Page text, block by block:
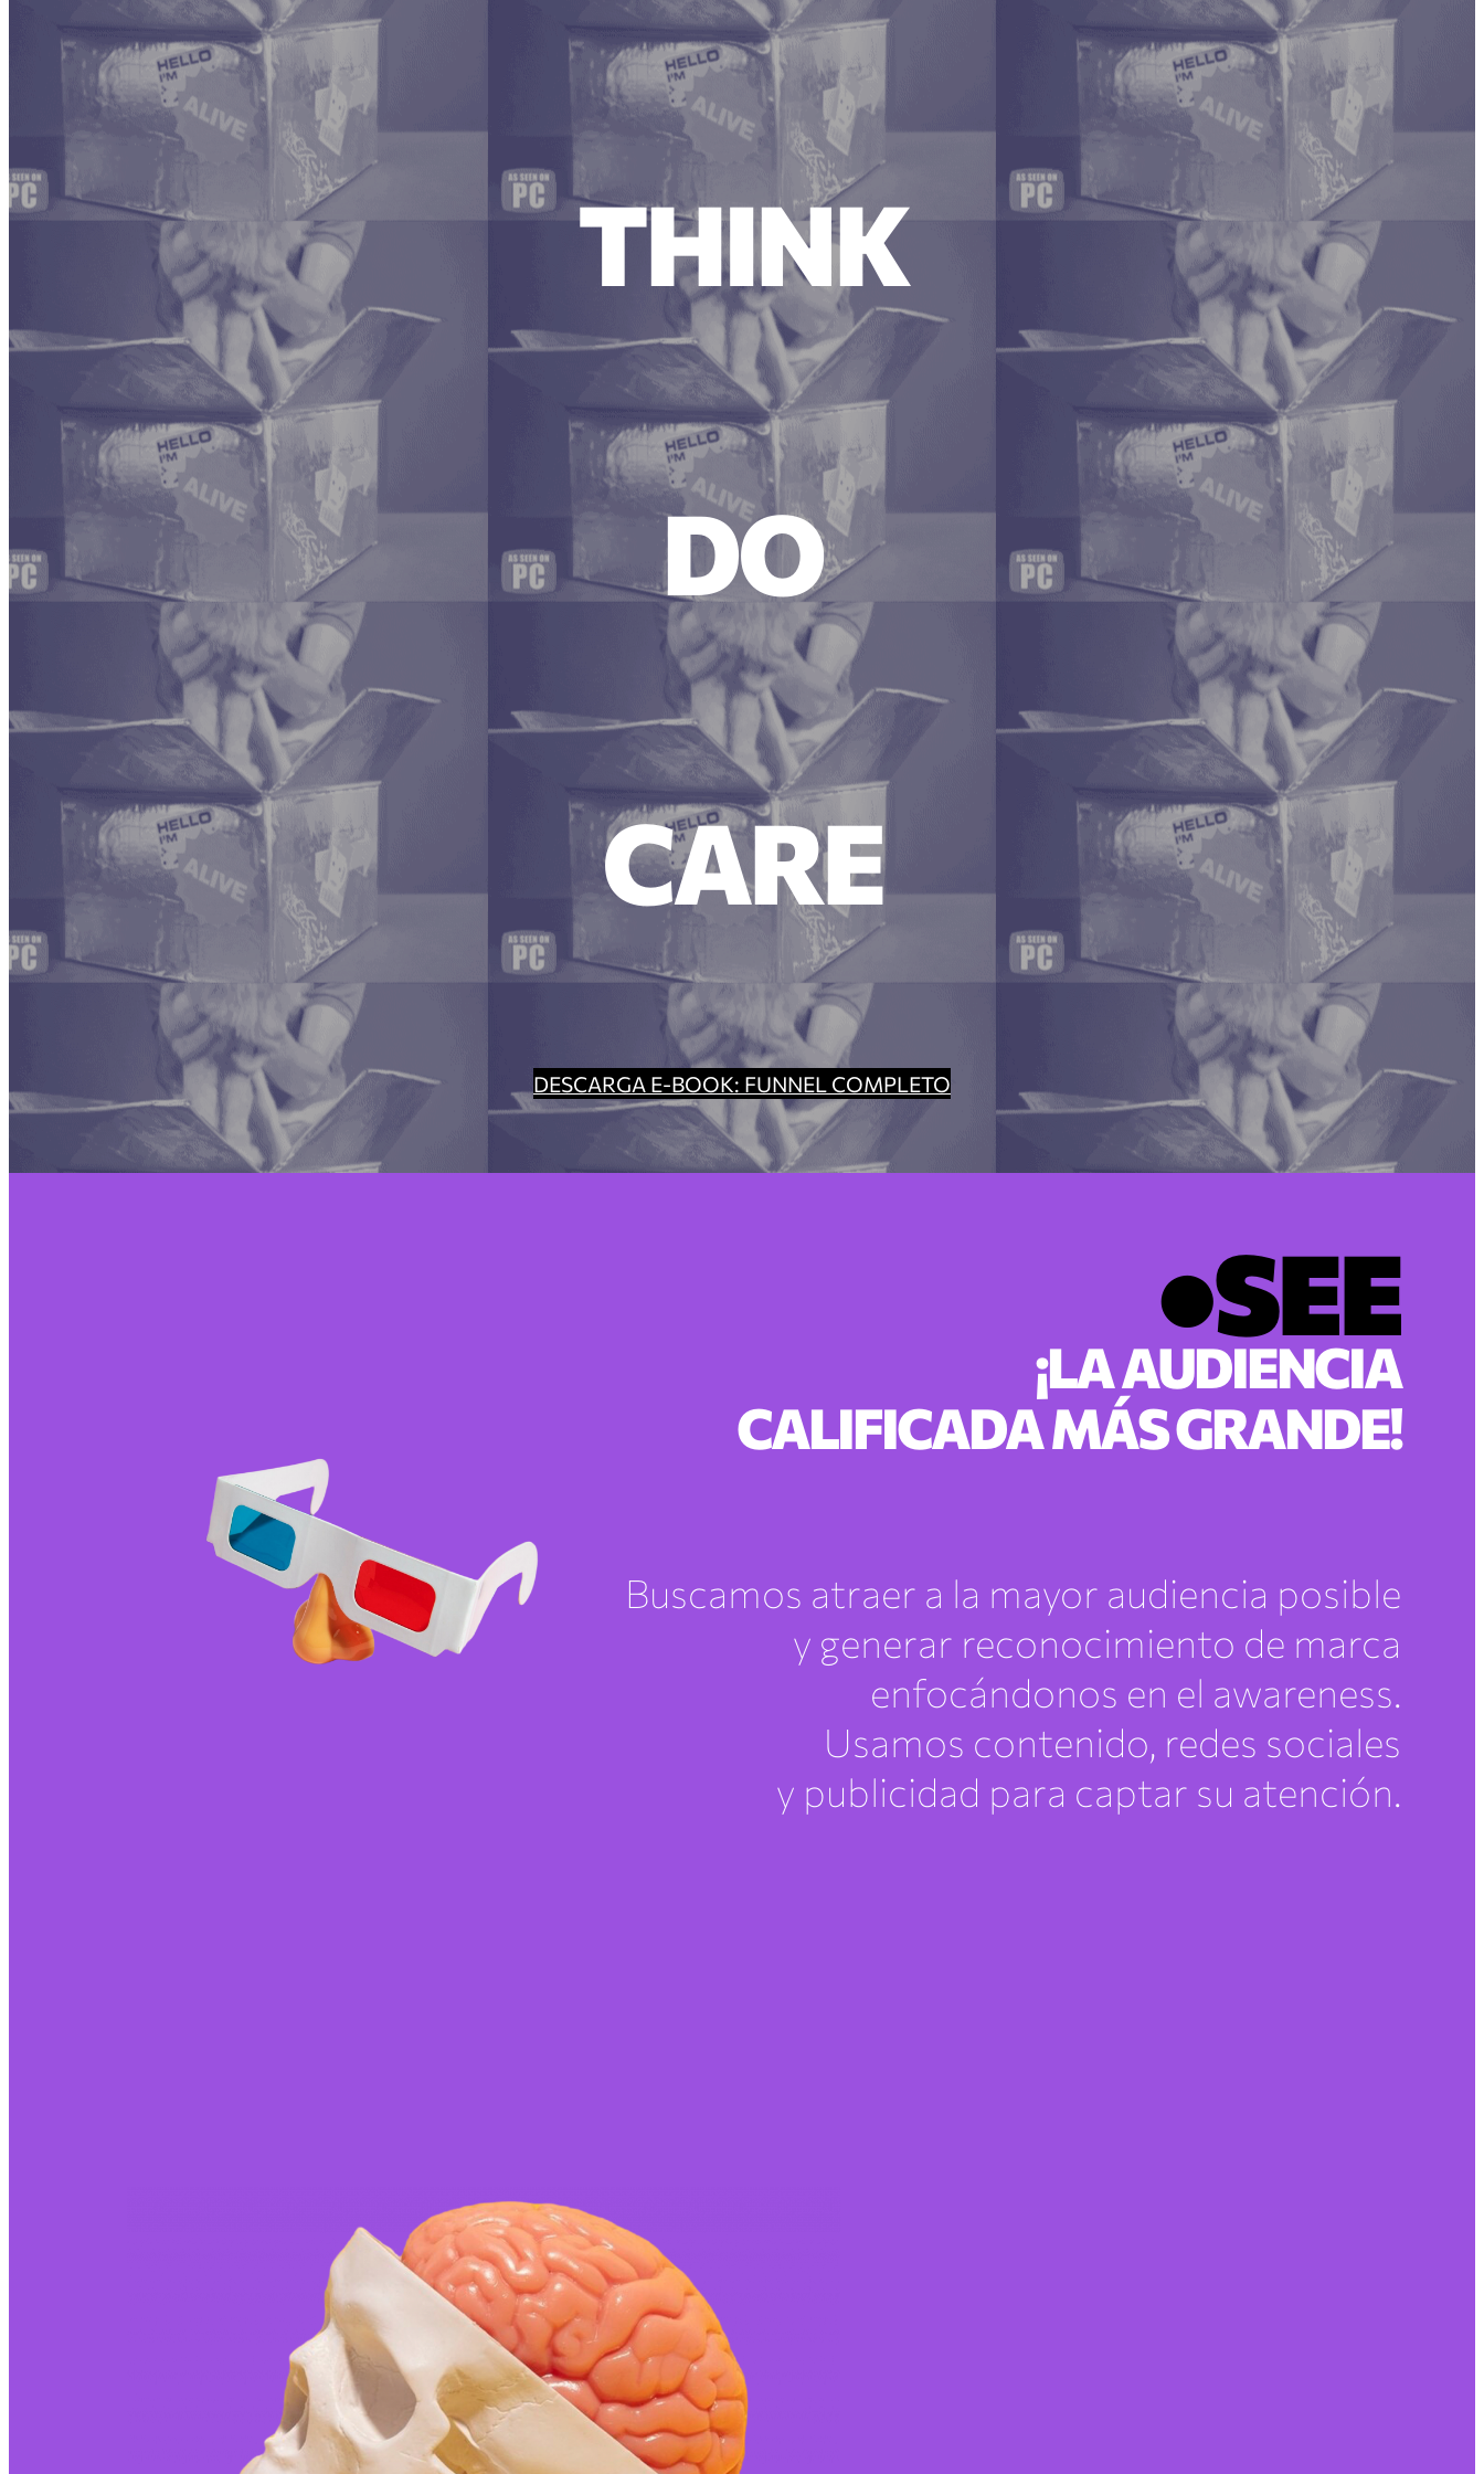
THINK
DO
CARE
DESCARGA E-BOOK: FUNNEL COMPLETO
●SEE
¡LA AUDIENCIA
CALIFICADA MÁS GRANDE!
Buscamos atraer a la mayor audiencia posible
y generar reconocimiento de marca
enfocándonos en el awareness.
Usamos contenido, redes sociales
y publicidad para captar su atención.